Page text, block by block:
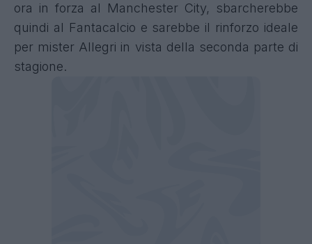
ora in forza al Manchester City, sbarcherebbe
quindi al Fantacalcio e sarebbe il rinforzo ideale
per mister Allegri in vista della seconda parte di
stagione.